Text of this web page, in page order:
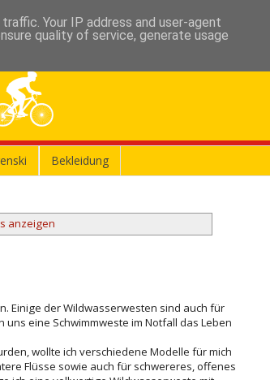
Bekleidung
anzeigen
Einige der Wildwasserwesten sind auch für
eine Schwimmweste im Notfall das Leben
wollte ich verschiedene Modelle für mich
Flüsse sowie auch für schwereres, offenes
Your IP address and user-agent
quality of service, generate usage